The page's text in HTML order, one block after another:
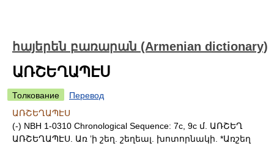
հայերեն բառարան (Armenian dictionary)
ԱՌՇԵՂԱՊԷՍ
Толкование
Перевод
ԱՌՇԵՂԱՊԷՍ
(-) NBH 1-0310 Chronological Sequence: 7c, 9c մ. ԱՌՇԵՂ
ԱՌՇԵՂԱՊԷՍ. Առ ʼի շեղ. շեղեալ. խոտորնակի. *Առշեղ